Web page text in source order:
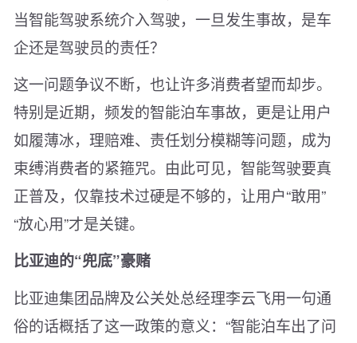
当智能驾驶系统介入驾驶，一旦发生事故，是车
企还是驾驶员的责任？
这一问题争议不断，也让许多消费者望而却步。
特别是近期，频发的智能泊车事故，更是让用户
如履薄冰，理赔难、责任划分模糊等问题，成为
束缚消费者的紧箍咒。由此可见，智能驾驶要真
正普及，仅靠技术过硬是不够的，让用户“敢用”
“放心用”才是关键。
比亚迪的“兜底”豪赌
比亚迪集团品牌及公关处总经理李云飞用一句通
俗的话概括了这一政策的意义：“智能泊车出了问